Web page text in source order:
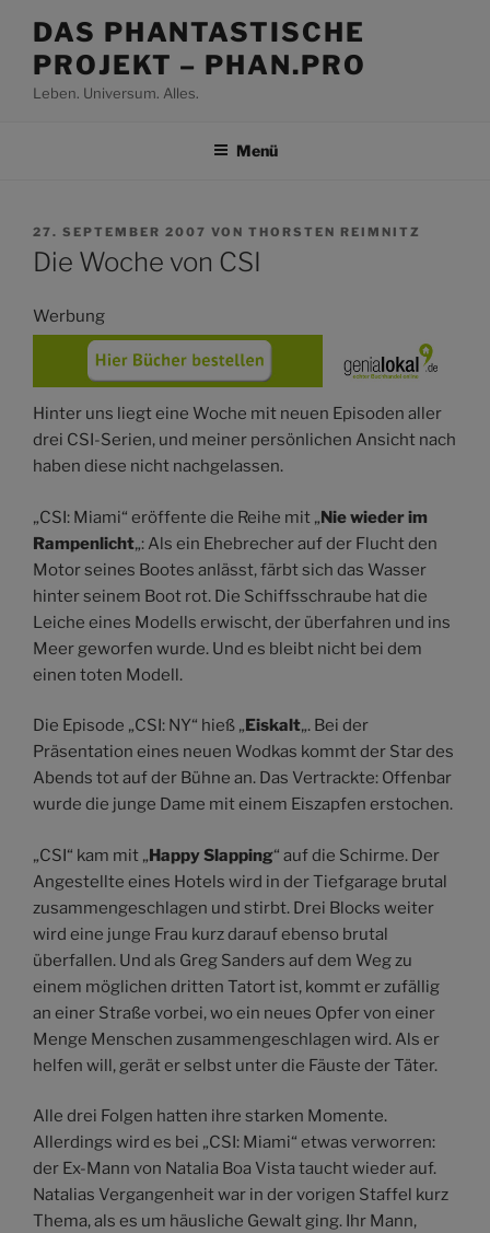
Inhalt
springen
DAS PHANTASTISCHE
PROJEKT – PHAN.PRO
Leben. Universum. Alles.
Menü
VERÖFFENTLICHT
AM
27. SEPTEMBER 2007 VON THORSTEN REIMNITZ
Die Woche von CSI
Werbung
Hinter uns liegt eine Woche mit neuen Episoden aller
drei CSI-Serien, und meiner persönlichen Ansicht nach
haben diese nicht nachgelassen.
„CSI: Miami“ eröffente die Reihe mit „Nie wieder im
Rampenlicht„: Als ein Ehebrecher auf der Flucht den
Motor seines Bootes anlässt, färbt sich das Wasser
hinter seinem Boot rot. Die Schiffsschraube hat die
Leiche eines Modells erwischt, der überfahren und ins
Meer geworfen wurde. Und es bleibt nicht bei dem
einen toten Modell.
Die Episode „CSI: NY“ hieß „Eiskalt„. Bei der
Präsentation eines neuen Wodkas kommt der Star des
Abends tot auf der Bühne an. Das Vertrackte: Offenbar
wurde die junge Dame mit einem Eiszapfen erstochen.
„CSI“ kam mit „Happy Slapping“ auf die Schirme. Der
Angestellte eines Hotels wird in der Tiefgarage brutal
zusammengeschlagen und stirbt. Drei Blocks weiter
wird eine junge Frau kurz darauf ebenso brutal
überfallen. Und als Greg Sanders auf dem Weg zu
einem möglichen dritten Tatort ist, kommt er zufällig
an einer Straße vorbei, wo ein neues Opfer von einer
Menge Menschen zusammengeschlagen wird. Als er
helfen will, gerät er selbst unter die Fäuste der Täter.
Alle drei Folgen hatten ihre starken Momente.
Allerdings wird es bei „CSI: Miami“ etwas verworren:
der Ex-Mann von Natalia Boa Vista taucht wieder auf.
Natalias Vergangenheit war in der vorigen Staffel kurz
Thema, als es um häusliche Gewalt ging. Ihr Mann,